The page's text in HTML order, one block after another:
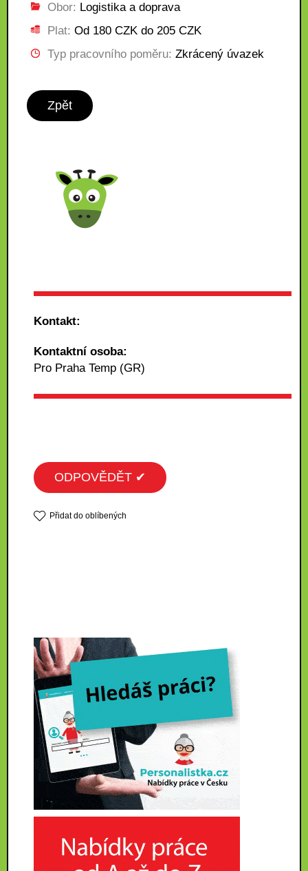
Obor: Logistika a doprava
Plat: Od 180 CZK do 205 CZK
Typ pracovního poměru: Zkrácený úvazek
Zpět
Kontakt:
Kontaktní osoba:
Pro Praha Temp (GR)
ODPOVĚDĚT ✔
Přidat do oblíbených